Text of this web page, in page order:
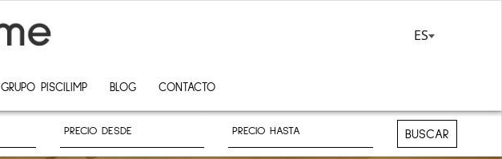
ES
GRUPO PISCILIMP BLOG CONTACTO
BUSCAR